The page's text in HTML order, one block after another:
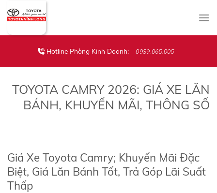
Hotline Phòng Kinh Doanh: 0939.065.005
TOYOTA CAMRY 2026: GIÁ XE LĂN
BÁNH, KHUYẾN MÃI, THÔNG SỐ
Giá Xe Toyota Camry; Khuyến Mãi Đặc
Biệt, Giá Lăn Bánh Tốt, Trả Góp Lãi Suất
Thấp